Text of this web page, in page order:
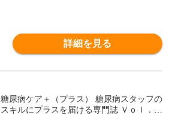
詳細を見る
糖尿病ケア＋（プラス） 糖尿病スタッフの
スキルにプラスを届ける専門誌 Ｖｏｌ．２